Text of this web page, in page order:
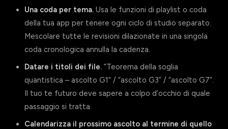
Una coda per tema. Usa le funzioni di playlist o coda
della tua app per tenere ogni ciclo di studio separato.
Mescolare tutte le revisioni dilazionate in una singola
coda cronologica annulla la cadenza.
Datare i titoli dei file. “Teorema della soglia
quantistica – ascolto G1” / “ascolto G3” / “ascolto G7”.
Il tuo te futuro deve sapere a colpo d’occhio di quale
passaggio si tratta.
Calendarizza il prossimo ascolto al termine di quello